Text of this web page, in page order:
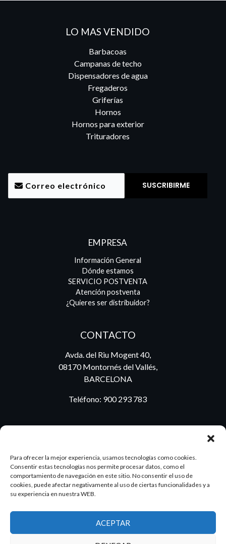
Para ofrecer la mejor experiencia, usamos tecnologías como cookies.
Consentir estas tecnologías nos permite procesar datos, como el
comportamiento de navegación en este sitio. No consentir el uso de
cookies, puede afectar negativamente al uso de ciertas funcionalidades y a
su experiencia en nuestra WEB.
ACEPTAR
LO MAS VENDIDO
Barbacoas
Campanas de techo
Dispensadores de agua
Fregaderos
Griferías
Hornos
Hornos para exterior
Trituradores
EMPRESA
Información General
Dónde estamos
SERVICIO POSTVENTA
Atención postventa
¿Quieres ser distribuidor?
CONTACTO
Avda. del Riu Mogent 40,
08170 Montornés del Vallés,
BARCELONA
Teléfono: 900 293 783
2026 Dake. Todos los derechos reservados.